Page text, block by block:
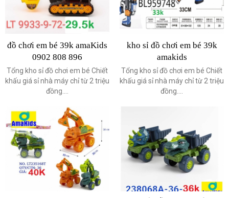
đồ chơi em bé 39k amaKids
0902 808 896
Tổng kho sỉ đồ chơi em bé Chiết
khấu giá sỉ nhà máy chỉ từ 2 triệu
đồng....
kho sỉ đồ chơi em bé 39k
amakids
Tổng kho sỉ đồ chơi em bé Chiết
khấu giá sỉ nhà máy chỉ từ 2 triệu
đồng....